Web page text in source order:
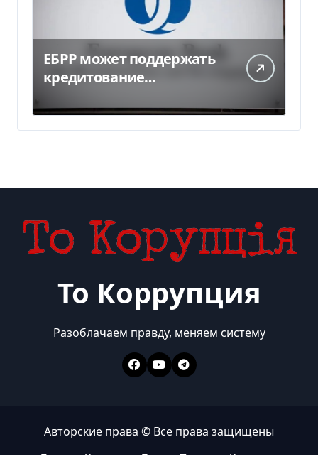
ЕБРР может поддержать
кредитование
300 млн евро — Delo.ua
То Коррупция
Разоблачаем правду, меняем систему
Авторские права © Все права защищены